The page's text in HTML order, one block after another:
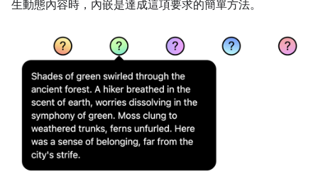
生動態內容時，內嵌是達成這項要求的簡單方法。